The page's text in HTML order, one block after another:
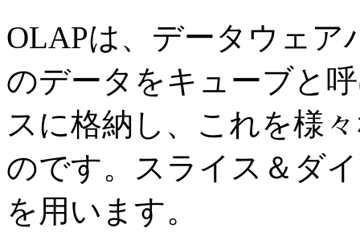
OLAPは、データウェ
のデータをキューブと
スに格納し、これを様
のです。スライス＆ダ
を用います。